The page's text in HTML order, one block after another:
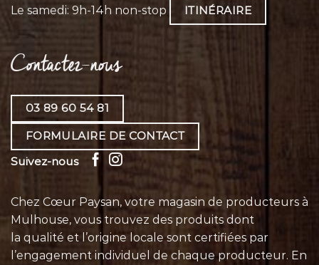
Le samedi: 9h-14h non-stop
ITINÉRAIRE
Contactez-nous
03 89 60 54 81
FORMULAIRE DE CONTACT
Suivez-nous
Chez Cœur Paysan, votre magasin de producteurs à
Mulhouse, vous trouvez des produits dont
la qualité et l’origine locale sont certifiées par
l’engagement individuel de chaqueproducteur. En